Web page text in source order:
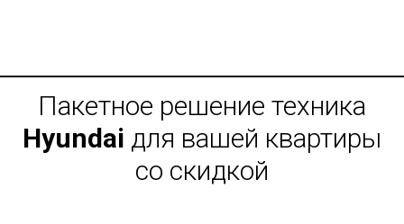
Пакетное решение техника
Hyundai для вашей квартиры
со скидкой